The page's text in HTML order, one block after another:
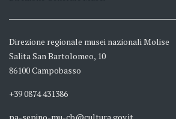
Direzione regionale musei nazionali Molise
Salita San Bartolomeo, 10
86100 Campobasso
+39 0874 431386